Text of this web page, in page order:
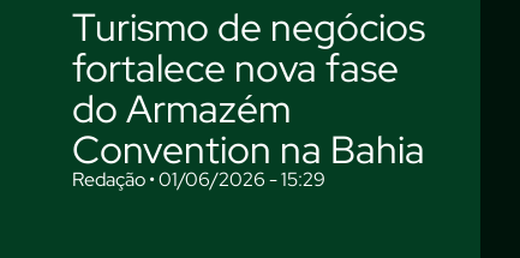
Turismo de negócios
fortalece nova fase
do Armazém
Convention na Bahia
Redação • 01/06/2026 - 15:29